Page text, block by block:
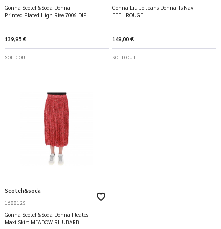
Gonna Scotch&Soda Donna
Printed Plated High Rise 7006 DIP
DYE
139,95 €
SOLD OUT
Gonna Liu Jo Jeans Donna Ts Nav
FEEL ROUGE
149,00 €
SOLD OUT
Scotch&soda
168812S
Gonna Scotch&Soda Donna Pleates
Maxi Skirt MEADOW RHUBARB